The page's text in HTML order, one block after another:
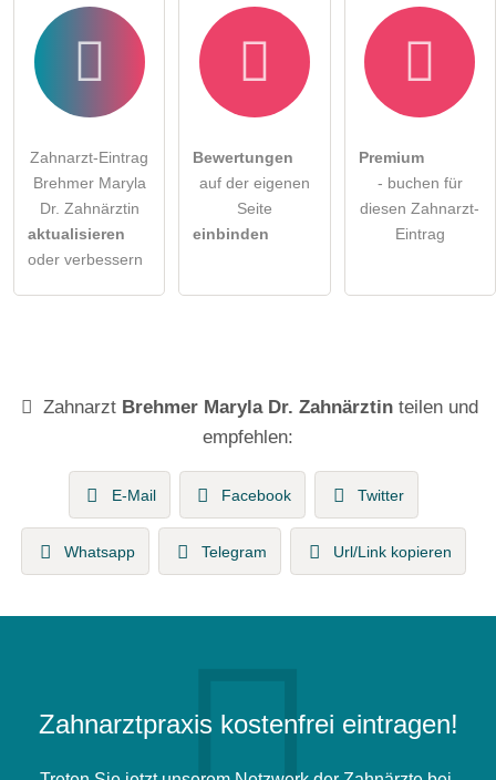
Zahnarzt-Eintrag
Brehmer Maryla
Dr. Zahnärztin
aktualisieren
oder verbessern
Bewertungen
auf der eigenen
Seite
einbinden
Premium
- buchen für
diesen Zahnarzt-
Eintrag
Zahnarzt Brehmer Maryla Dr. Zahnärztin teilen und
empfehlen:
E-Mail Facebook Twitter
Whatsapp Telegram Url/Link kopieren
Zahnarztpraxis kostenfrei eintragen!